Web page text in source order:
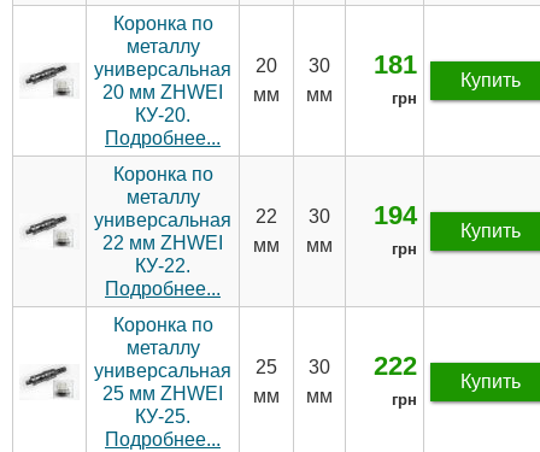
Коронка по
металлу
универсальная
20 мм ZHWEI
КУ-20.
Подробнее...
20
мм
30
мм
181
грн
Купить
Коронка по
металлу
универсальная
22 мм ZHWEI
КУ-22.
Подробнее...
22
мм
30
мм
194
грн
Купить
Коронка по
металлу
универсальная
25 мм ZHWEI
КУ-25.
Подробнее...
25
мм
30
мм
222
грн
Купить